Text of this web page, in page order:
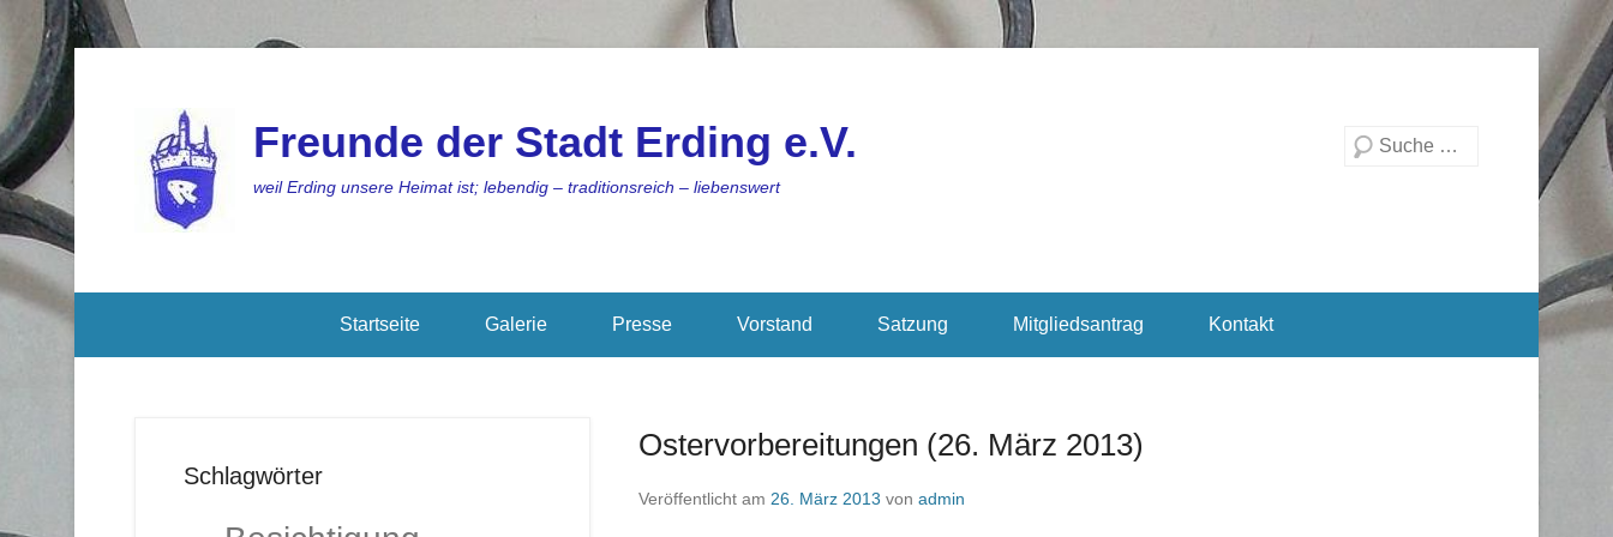
Freunde der Stadt Erding e.V.
weil Erding unsere Heimat ist; lebendig – traditionsreich – liebenswert
Suchen
Startseite Galerie Presse Vorstand Satzung Mitgliedsantrag Kontakt
Ostervorbereitungen (26. März 2013)
Veröffentlicht am 26. März 2013 von admin
Schlagwörter